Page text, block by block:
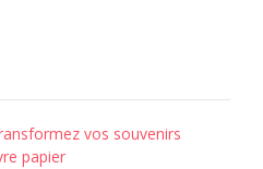
vos souvenirs
papier